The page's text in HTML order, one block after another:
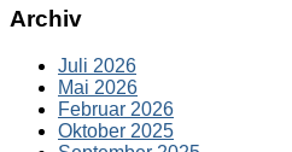
Archiv
Juli 2026
Mai 2026
Februar 2026
Oktober 2025